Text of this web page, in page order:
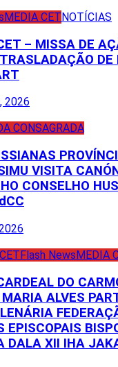
MEDIA CETNOTÍCIAS
– MISSA DE
2026
CONSAGRADA
VISITA
CONSELHO
CETFlash NewsMEDIA
DO
ALVES
EPISCOPAIS
DALA XII IHA